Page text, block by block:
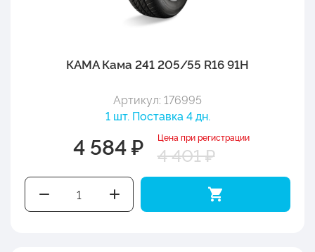
КАМА Кама 241 205/55 R16 91H
Артикул: 176995
1 шт. Поставка 4 дн.
4 584 ₽ Цена при регистрации
4 401 ₽